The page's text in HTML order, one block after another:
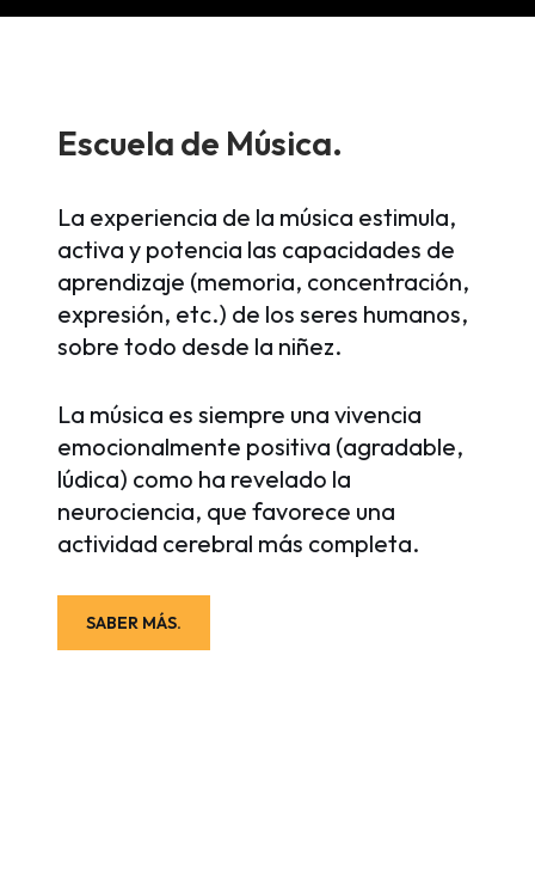
Escuela de Música.
La experiencia de la música estimula,
activa y potencia las capacidades de
aprendizaje (memoria, concentración,
expresión, etc.) de los seres humanos,
sobre todo desde la niñez.
La música es siempre una vivencia
emocionalmente positiva (agradable,
lúdica) como ha revelado la
neurociencia, que favorece una
actividad cerebral más completa.
SABER MÁS.